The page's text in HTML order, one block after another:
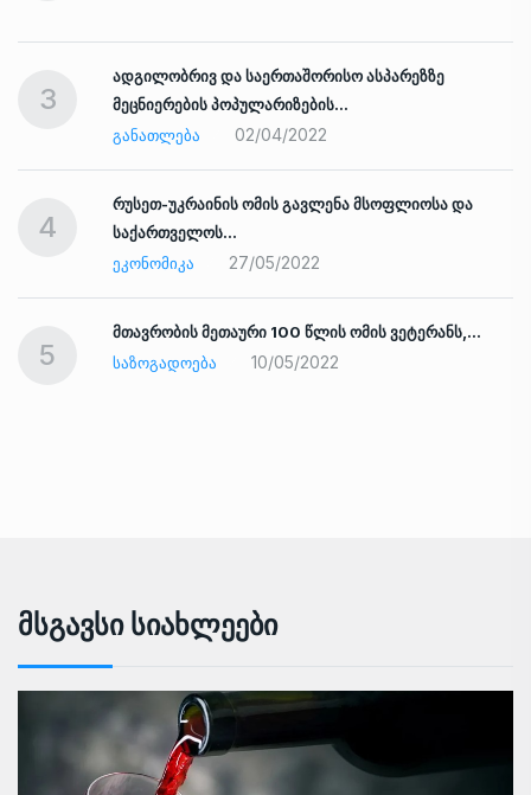
3
ადგილობრივ და საერთაშორისო ასპარეზზე
მეცნიერების პოპულარიზების…
ᲒᲐᲜᲐᲗᲚᲔᲑᲐ
02/04/2022
4
რუსეთ-უკრაინის ომის გავლენა მსოფლიოსა და
საქართველოს…
ᲔᲙᲝᲜᲝᲛᲘᲙᲐ
27/05/2022
5
მთავრობის მეთაური 100 წლის ომის ვეტერანს,…
ᲡᲐᲖᲝᲒᲐᲓᲝᲔᲑᲐ
10/05/2022
Მსგავსი Სიახლეები